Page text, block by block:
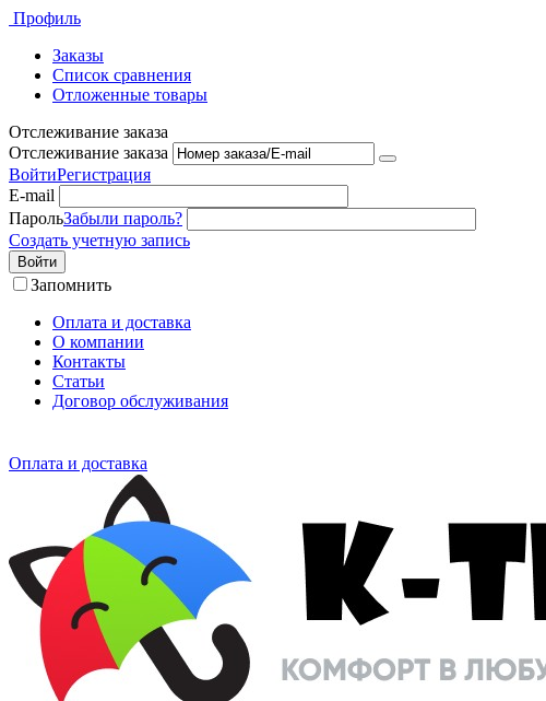
Профиль
Заказы
Список сравнения
Отложенные товары
Отслеживание заказа
Отслеживание заказа
ВойтиРегистрация
E-mail
ПарольЗабыли пароль?
Создать учетную запись
Войти
Запомнить
Оплата и доставка
О компании
Контакты
Статьи
Договор обслуживания
Оплата и доставка